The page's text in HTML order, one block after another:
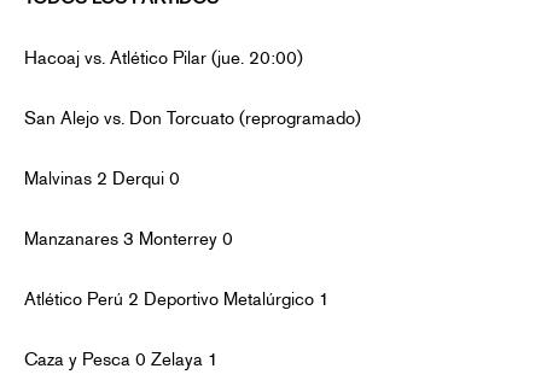
Hacoaj vs. Atlético Pilar (jue. 20:00)
San Alejo vs. Don Torcuato (reprogramado)
Malvinas 2 Derqui 0
Manzanares 3 Monterrey 0
Atlético Perú 2 Deportivo Metalúrgico 1
Caza y Pesca 0 Zelaya 1